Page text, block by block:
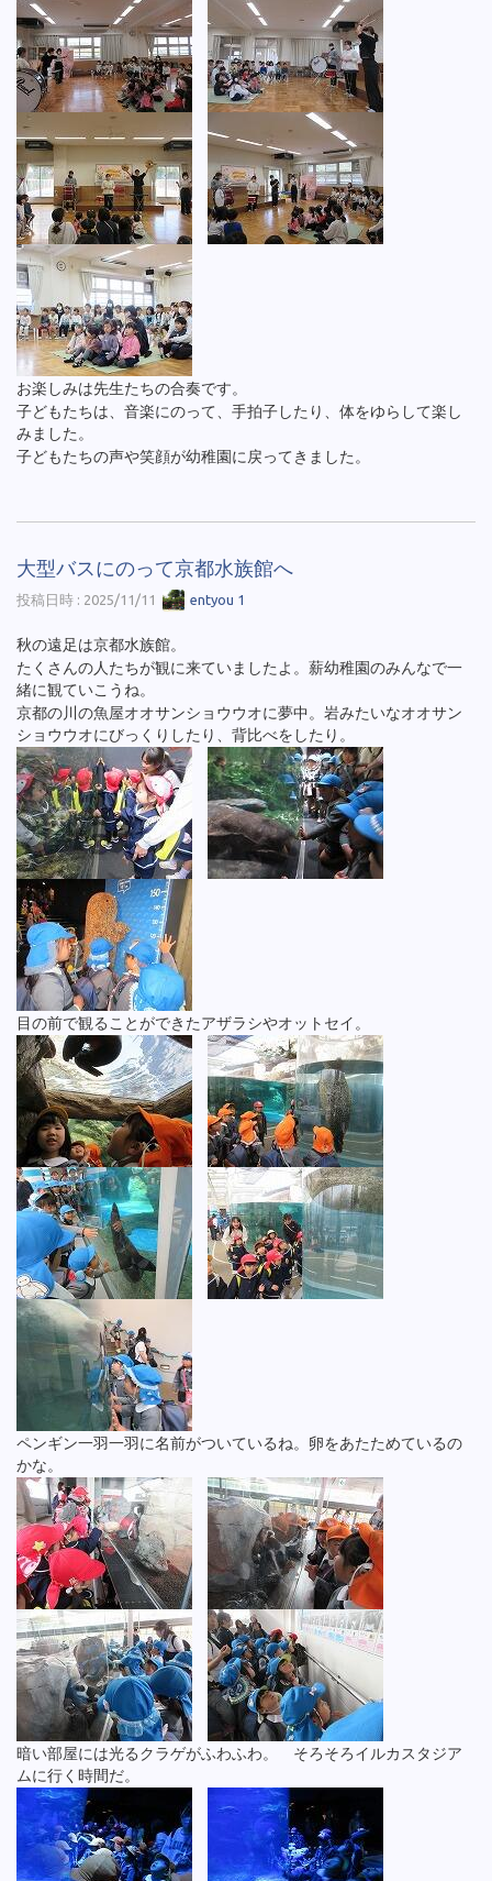
お楽しみは先生たちの合奏です。
子どもたちは、音楽にのって、手拍子したり、体をゆらして楽し
みました。
子どもたちの声や笑顔が幼稚園に戻ってきました。
大型バスにのって京都水族館へ
投稿日時 : 2025/11/11 entyou 1
秋の遠足は京都水族館。
たくさんの人たちが観に来ていましたよ。薪幼稚園のみんなで一
緒に観ていこうね。
京都の川の魚屋オオサンショウウオに夢中。岩みたいなオオサン
ショウウオにびっくりしたり、背比べをしたり。
目の前で観ることができたアザラシやオットセイ。
ペンギン一羽一羽に名前がついているね。卵をあたためているの
かな。
暗い部屋には光るクラゲがふわふわ。 そろそろイルカスタジア
ムに行く時間だ。